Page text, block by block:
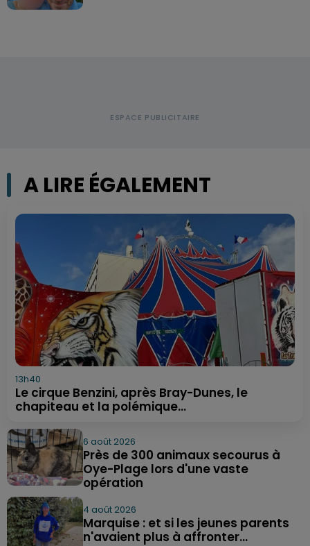
A LIRE ÉGALEMENT
13h40
Le cirque Benzini, après Bray-Dunes, le
chapiteau et la polémique...
6 août 2026
Près de 300 animaux secourus à
Oye-Plage lors d'une vaste
opération
4 août 2026
Marquise : et si les jeunes parents
n'avaient plus à affronter...